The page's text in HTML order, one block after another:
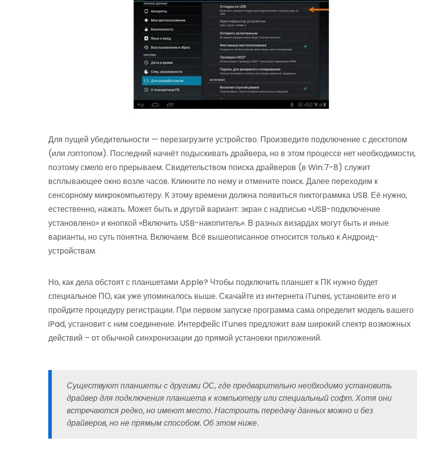
Для пущей убедительности — перезагрузите устройство. Произведите подключение с десктопом
(или лэптопом). Последний начнёт подыскивать драйвера, но в этом процессе нет необходимости,
поэтому смело его прерываем. Свидетельством поиска драйверов (в Win.7-8) служит
всплывающее окно возле часов. Кликните по нему и отмените поиск. Далее переходим к
сенсорному микрокомпьютеру. К этому времени должна появиться пиктограммка USB. Её нужно,
естественно, нажать. Может быть и другой вариант: экран с надписью «USB-подключение
установлено» и кнопкой «Включить USB-накопитель». В разных визардах могут быть и иные
варианты, но суть понятна. Включаем. Всё вышеописанное относится только к Андроид-
устройствам.
Но, как дела обстоят с планшетами Apple? Чтобы подключить планшет к ПК нужно будет
специальное ПО, как уже упоминалось выше. Скачайте из интернета iTunes, установите его и
пройдите процедуру регистрации. При первом запуске программа сама определит модель вашего
iPad, установит с ним соединение. Интерфейс iTunes предложит вам широкий спектр возможных
действий – от обычной синхронизации до прямой установки приложений.
Существуют планшеты с другими ОС, где предварительно необходимо установить
драйвер для подключения планшета к компьютеру или специальный софт. Хотя они
встречаются редко, но имеют место. Настроить передачу данных можно и без
драйверов, но не прямым способом. Об этом ниже.